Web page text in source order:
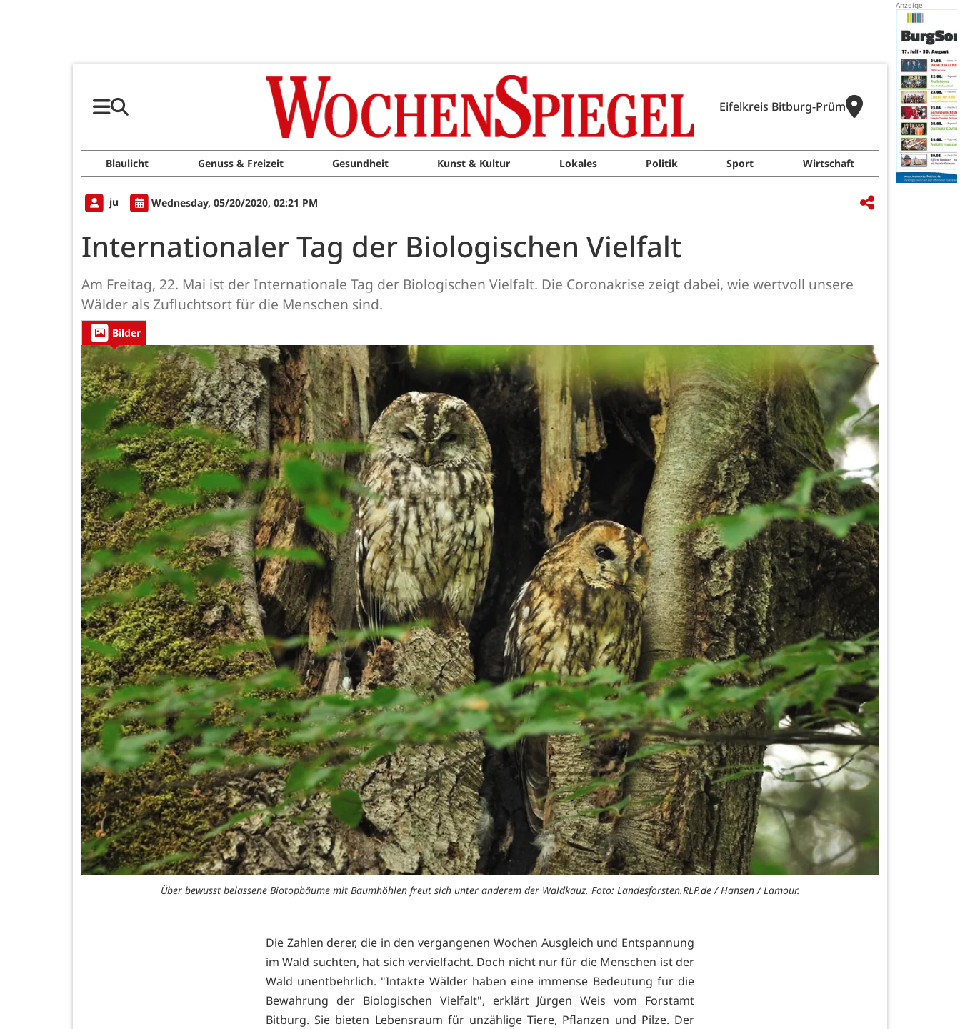
Eifelkreis Bitburg-Prüm
Blaulicht Genuss & Freizeit Gesundheit Kunst & Kultur Lokales Politik Sport Wirtschaft
ju Wednesday, 05/20/2020, 02:21 PM
Internationaler Tag der Biologischen Vielfalt
Am Freitag, 22. Mai ist der Internationale Tag der Biologischen Vielfalt. Die Coronakrise zeigt dabei, wie wertvoll unsere
Wälder als Zufluchtsort für die Menschen sind.
Bilder
Über bewusst belassene Biotopbäume mit Baumhöhlen freut sich unter anderem der Waldkauz. Foto: Landesforsten.RLP.de / Hansen / Lamour.
Die Zahlen derer, die in den vergangenen Wochen Ausgleich und Entspannung
im Wald suchten, hat sich vervielfacht. Doch nicht nur für die Menschen ist der
Wald unentbehrlich. "Intakte Wälder haben eine immense Bedeutung für die
Bewahrung der Biologischen Vielfalt", erklärt Jürgen Weis vom Forstamt
Bitburg. Sie bieten Lebensraum für unzählige Tiere, Pflanzen und Pilze. Der